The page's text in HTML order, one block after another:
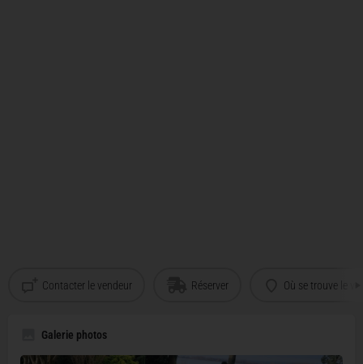
Contacter le vendeur Réserver Où se trouve le
Galerie photos